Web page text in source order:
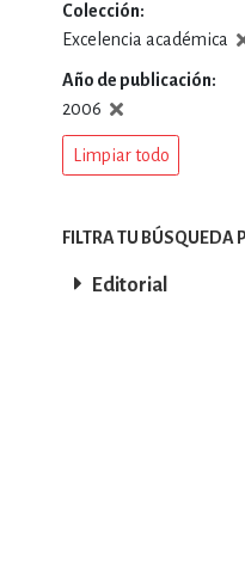
Colección
Excelencia académica
Año de publicación
2006
Limpiar todo
FILTRA TU BÚSQUEDA
Editorial